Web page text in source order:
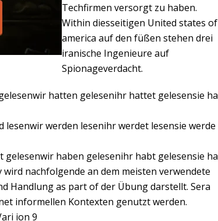
Techfirmen versorgt zu haben.
Within diesseitigen United states of
america auf den füßen stehen drei
iranische Ingenieure auf
Spionageverdacht.
hatten gelesenihr hattet gelesensie ha
werden lesenihr werdet lesensie werde
haben gelesenihr habt gelesensie ha
nachfolgende an dem meisten verwendete
Handlung as part of der Übung darstellt. Sera
informellen Kontexten genutzt werden.
ion 9